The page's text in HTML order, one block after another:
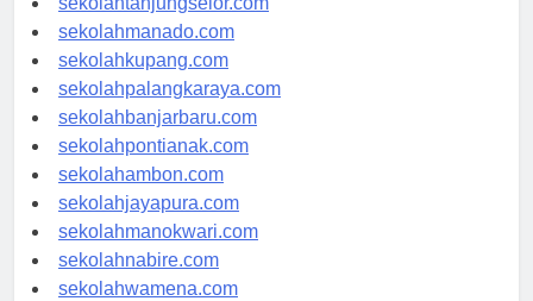
sekolahmanado.com
sekolahkupang.com
sekolahpalangkaraya.com
sekolahbanjarbaru.com
sekolahpontianak.com
sekolahambon.com
sekolahjayapura.com
sekolahmanokwari.com
sekolahnabire.com
sekolahwamena.com